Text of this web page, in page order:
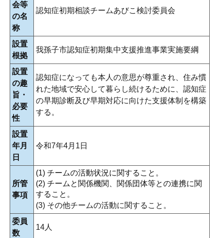
会等
の名
称
認知症初期相談チームあびこ検討委員会
設置
根拠
我孫子市認知症初期集中支援推進事業実施要綱
設置
の趣
旨・
必要
性
認知症になっても本人の意思が尊重され、住み慣
れた地域で安心して暮らし続けるために、認知症
の早期診断及び早期対応に向けた支援体制を構築
する。
設置
年月
日
令和7年4月1日
所管
事項
(1) チームの活動状況に関すること。
(2) チームと関係機関、関係団体等との連携に関
すること。
(3) その他チームの活動に関すること。
委員
数
14人